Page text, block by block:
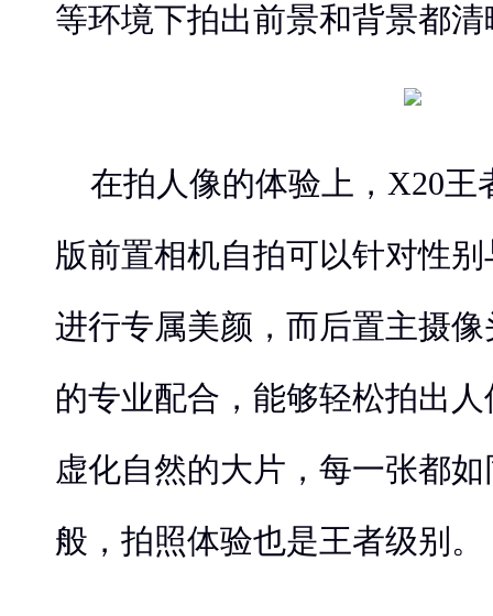
等环境下拍出前景和背景都
在拍人像的体验上，X20王
版前置相机自拍可以针对性
进行专属美颜，而后置主摄
的专业配合，能够轻松拍出
虚化自然的大片，每一张都
般，拍照体验也是王者级别。